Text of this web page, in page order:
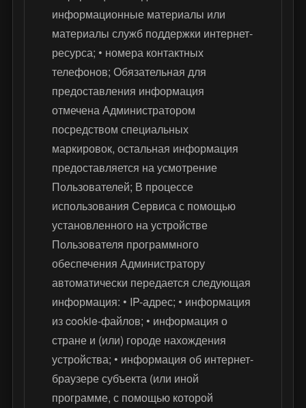
информационные материалы или
материалы служб поддержки интернет-
ресурса; • номера контактных
телефонов; Обязательная для
предоставления информация
отмечена Администратором
посредством специальных
маркировок, остальная информация
предоставляется на усмотрение
Пользователей; В процессе
использования Сервиса с помощью
установленного на устройстве
Пользователя программного
обеспечения Администратору
автоматически передается следующая
информация: • IP-адрес; • информация
из cookie-файлов; • информация о
стране и (или) городе нахождения
устройства; • информация об интернет-
браузере субъекта (или иной
программе, с помощью которой